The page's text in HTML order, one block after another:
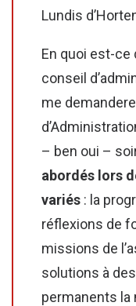
Lundis
En quoi est-ce
conseil
me
– ben oui –
abordés lors
variés : la
réflexions de
missions de
solutions à
permanents la